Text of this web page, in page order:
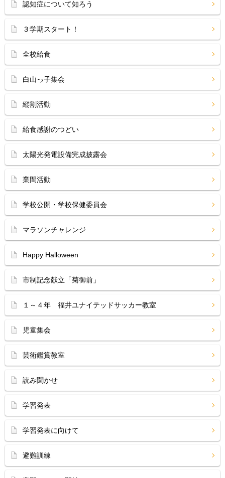
認知症について知ろう
３学期スタート！
全校給食
白山っ子集会
縦割活動
給食感謝のつどい
太陽光発電設備完成披露会
業間活動
学校公開・学校保健委員会
マラソンチャレンジ
Happy Halloween
市制記念献立「菊御前」
１～４年 福井ユナイテッドサッカー教室
児童集会
芸術鑑賞教室
読み聞かせ
学習発表
学習発表に向けて
避難訓練